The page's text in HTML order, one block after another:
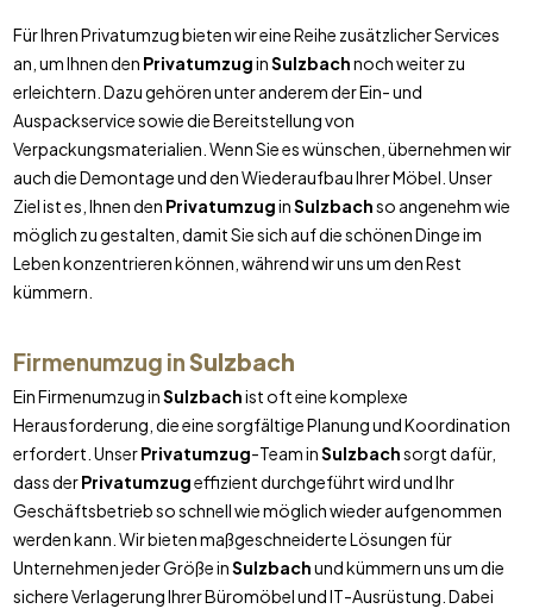
Für Ihren Privatumzug bieten wir eine Reihe zusätzlicher Services
an, um Ihnen den PrivatumzuginSulzbachnoch weiter zu
erleichtern. Dazu gehören unter anderem der Ein- und
Auspackservice sowie die Bereitstellung von
Verpackungsmaterialien. Wenn Sie es wünschen, übernehmen wir
auch die Demontage und den Wiederaufbau Ihrer Möbel. Unser
Ziel ist es, Ihnen den PrivatumzuginSulzbachso angenehm wie
möglich zu gestalten, damit Sie sich auf die schönen Dinge im
Leben konzentrieren können, während wir uns um den Rest
kümmern.
Firmenumzug inSulzbach
Ein Firmenumzug inSulzbachist oft eine komplexe
Herausforderung, die eine sorgfältige Planung und Koordination
erfordert. UnserPrivatumzug-Team inSulzbachsorgt dafür,
dass derPrivatumzugeffizient durchgeführt wird und Ihr
Geschäftsbetrieb so schnell wie möglich wieder aufgenommen
werden kann. Wir bieten maßgeschneiderte Lösungen für
Unternehmen jeder Größe inSulzbachund kümmern uns um die
sichere Verlagerung Ihrer Büromöbel und IT-Ausrüstung. Dabei